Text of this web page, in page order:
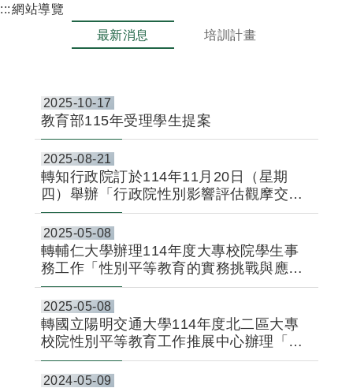
:::網站導覽
最新消息
培訓計畫
2025-10-17
教育部115年受理學生提案
2025-08-21
轉知行政院訂於114年11月20日（星期
四）舉辦「行政院性別影響評估觀摩交流
講習」，請鼓勵貴屬具性別平等專業之專
家學者報名參加，請查照。
2025-05-08
轉輔仁大學辦理114年度大專校院學生事
務工作「性別平等教育的實務挑戰與應對
策略」活動資訊1份。
2025-05-08
轉國立陽明交通大學114年度北二區大專
校院性別平等教育工作推展中心辦理「性
別平等教育推展與增能講座-從替代性創傷
談性平工作中的自我照顧」資訊
2024-05-09